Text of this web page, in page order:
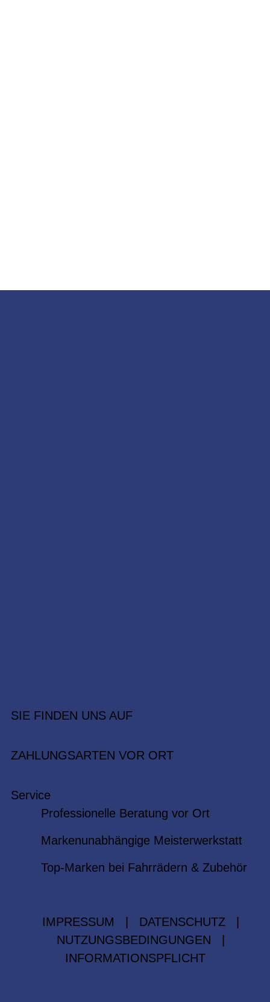
SIE FINDEN UNS AUF
ZAHLUNGSARTEN VOR ORT
Service
Professionelle Beratung vor Ort
Markenunabhängige Meisterwerkstatt
Top-Marken bei Fahrrädern & Zubehör
IMPRESSUM DATENSCHUTZ
NUTZUNGSBEDINGUNGEN
INFORMATIONSPFLICHT